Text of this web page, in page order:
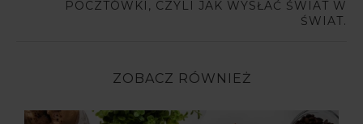
POCZTÓWKI, CZYLI JAK WYSŁAĆ ŚWIAT W
ŚWIAT.
ZOBACZ RÓWNIEŻ